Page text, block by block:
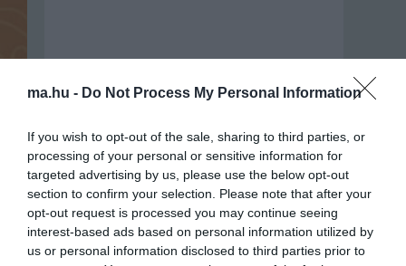
ma.hu - Do Not Process My Personal Information
If you wish to opt-out of the sale, sharing to third parties, or
processing of your personal or sensitive information for
targeted advertising by us, please use the below opt-out
section to confirm your selection. Please note that after your
opt-out request is processed you may continue seeing
interest-based ads based on personal information utilized by
us or personal information disclosed to third parties prior to